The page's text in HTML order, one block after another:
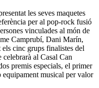
les seves maquetes
per al pop-rock fusió
vinculades al món de
Camprubí, Dani Marín,
cinc grups finalistes del
celebrarà al Casal Can
premis especials, el primer
equipament musical per valor